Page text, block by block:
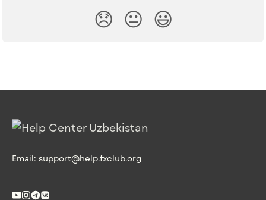
😞 😐 😃
Email: support@help.fxclub.org